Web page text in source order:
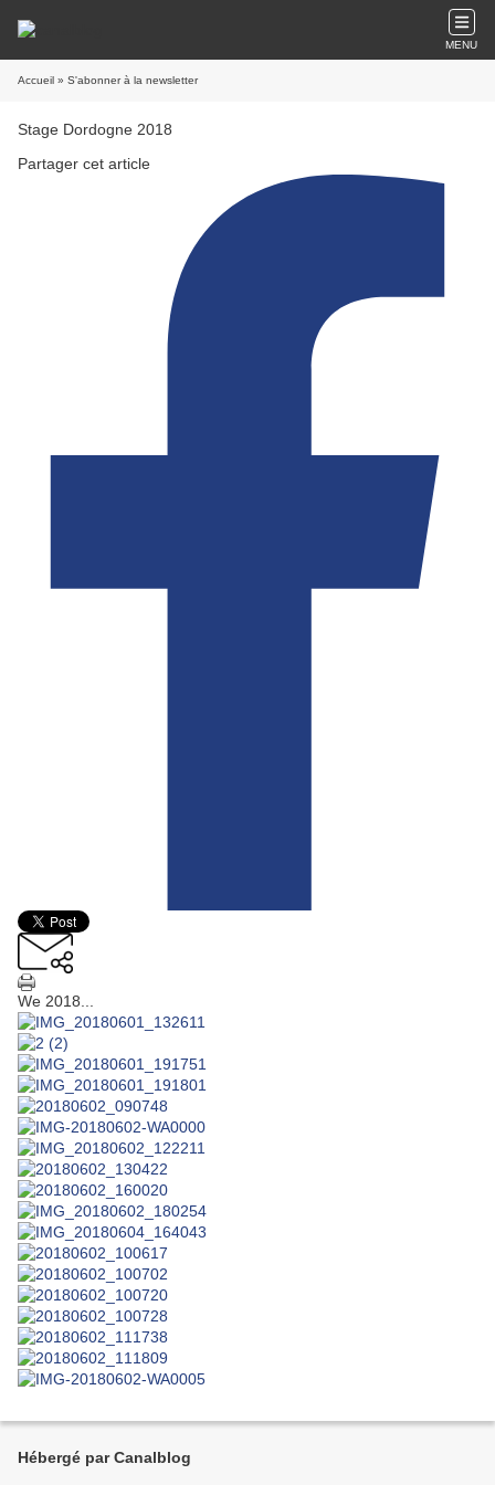
MENU
Accueil » S'abonner à la newsletter
Stage Dordogne 2018
Partager cet article
We 2018...
Hébergé par Canalblog